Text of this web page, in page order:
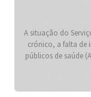
A situação do
crónico, a falta de
públicos de saúde